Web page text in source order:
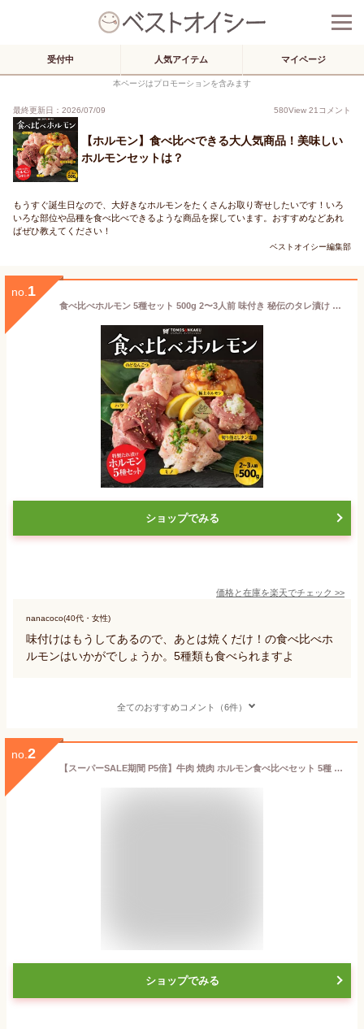
受付中 人気アイテム マイページ
本ページはプロモーションを含みます
最終更新日：2026/07/09 580View 21 コメント
【ホルモン】食べ比べできる大人気商品！美味しい
ホルモンセットは？
もうすぐ誕生日なので、大好きなホルモンをたくさんお取り寄せしたいです！いろ
いろな部位や品種を食べ比べできるような商品を探しています。おすすめなどあれ
ばぜひ教えてください！
ベストオイシー編集部
no. 1
食べ比べホルモン 5種セット 500g 2〜3人前 味付き 秘伝のタレ漬け 牛タン 小腸 ミノ ハツ 軟骨 焼肉 牛肉 バーベキュー BBQ
ショップでみる
価格と在庫を楽天でチェック >>
nanacoco(40代・女性)
味付けはもうしてあるので、あとは焼くだけ！の食べ比べホ
ルモンはいかがでしょうか。5種類も食べられますよ
全てのおすすめコメント（6件）
no. 2
【スーパーSALE期間 P5倍】牛肉 焼肉 ホルモン食べ比べセット 5種 味付 特製味噌ダレ 上ミノ 赤セン コリコリ テッチャン マルチョウ 各200g×5 7人前～8人前 送料無料 BBQ バーベキュー アウトドア お歳暮 プレゼント ギフト
ショップでみる